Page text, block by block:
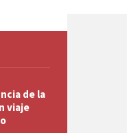
de la
viaje